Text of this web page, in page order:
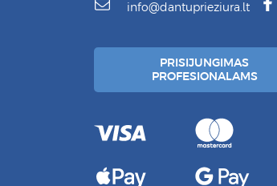
info@dantuprieziura.lt
PRISIJUNGIMAS
PROFESIONALAMS